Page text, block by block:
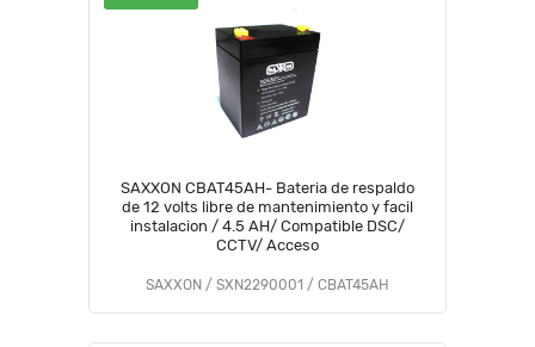
SAXXON CBAT45AH- Bateria de respaldo
de 12 volts libre de mantenimiento y facil
instalacion / 4.5 AH/ Compatible DSC/
CCTV/ Acceso
SAXXON / SXN2290001 / CBAT45AH